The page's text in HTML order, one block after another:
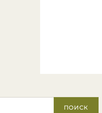
ПОИСК